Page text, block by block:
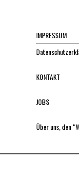
IMPRESSUM
KONTAKT
JOBS
Über uns, den